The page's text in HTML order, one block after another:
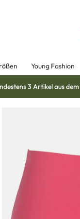
Young Fashion
3 Artikel aus dem